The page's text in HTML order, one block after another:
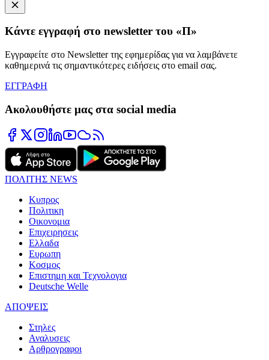
Κάντε εγγραφή στο newsletter του «Π»
Εγγραφείτε στο Newsletter της εφημερίδας για να λαμβάνετε
καθημερινά τις σημαντικότερες ειδήσεις στο email σας.
ΕΓΓΡΑΦΗ
Ακολουθήστε μας στα social media
ΠΟΛΙΤΗΣ NEWS
Κυπρος
Πολιτικη
Οικονομια
Επιχειρησεις
Ελλαδα
Ευρωπη
Κοσμος
Επιστημη και Τεχνολογια
Deutsche Welle
ΑΠΟΨΕΙΣ
Στηλες
Αναλυσεις
Αρθρογραφοι